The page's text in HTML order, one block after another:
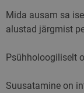
Mida ausam sa
alustad järgmist
Psühholoogiliselt
Suusatamine on